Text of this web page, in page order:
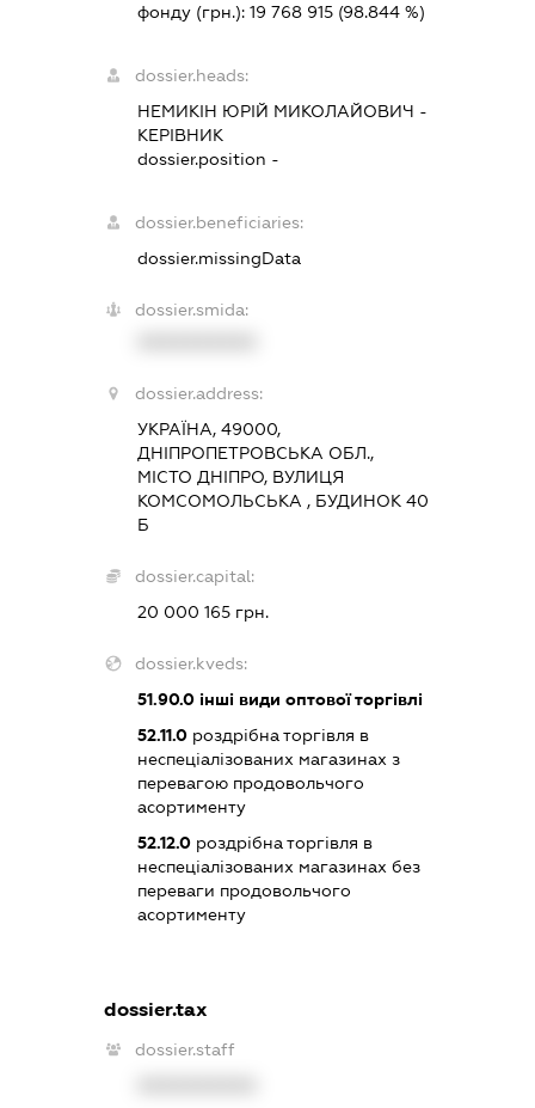
фонду (грн.): 19 768 915(98.844 %)
dossier.heads:
НЕМИКІН ЮРІЙ МИКОЛАЙОВИЧ -
КЕРІВНИК
dossier.position -
dossier.beneficiaries:
dossier.missingData
dossier.smida:
dossier.address:
УКРАЇНА, 49000,
ДНІПРОПЕТРОВСЬКА ОБЛ.,
МІСТО ДНІПРО, ВУЛИЦЯ
КОМСОМОЛЬСЬКА , БУДИНОК 40
Б
dossier.capital:
20 000 165 грн.
dossier.kveds:
51.90.0інші види оптової торгівлі
52.11.0роздрібна торгівля в
неспеціалізованих магазинах з
перевагою продовольчого
асортименту
52.12.0роздрібна торгівля в
неспеціалізованих магазинах без
переваги продовольчого
асортименту
dossier.tax
dossier.staff